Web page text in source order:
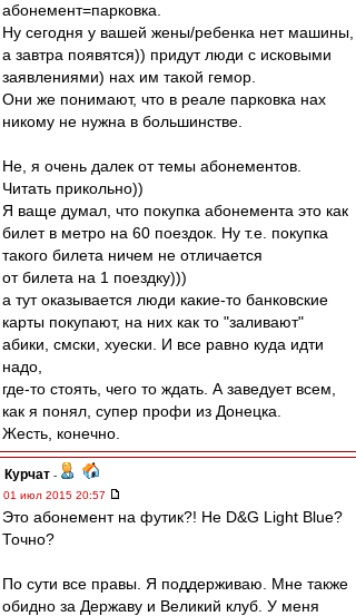
абонемент=парковка.
Ну сегодня у вашей жены/ребенка нет машины,
а завтра появятся)) придут люди с исковыми
заявлениями) нах им такой гемор.
Они же понимают, что в реале парковка нах
никому не нужна в большинстве.
Не, я очень далек от темы абонементов.
Читать прикольно))
Я ваще думал, что покупка абонемента это как
билет в метро на 60 поездок. Ну т.е. покупка
такого билета ничем не отличается
от билета на 1 поездку)))
а тут оказывается люди какие-то банковские
карты покупают, на них как то "заливают"
абики, смски, хуески. И все равно куда идти
надо,
где-то стоять, чего то ждать. А заведует всем,
как я понял, супер профи из Донецка.
Жесть, конечно.
Курчат -
01 июл 2015 20:57
Это абонемент на футик?! Не D&G Light Blue?
Точно?
По сути все правы. Я поддерживаю. Мне также
обидно за Державу и Великий клуб. У меня